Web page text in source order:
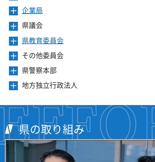
ま
す
き
ま
す
を
開
き
ま
す
ー
を
開
き
ま
す
ニ
ュ
ー
を
開
き
ま
す
メ
ニ
ュ
ー
を
開
き
ま
す
企業局
メ
ニ
ュ
ー
を
開
き
ま
県議会
メ
ニ
ュ
ー
を
開
ま
県教育委員会
メ
ニ
ュ
ー
を
開
ま
す
その他委員会
メ
ニ
ュ
を
き
ま
す
県警察本部
メ
ュ
を
開
き
地方独立行政法人
県の取り組み